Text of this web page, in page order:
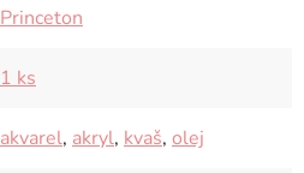
Princeton
1 ks
akvarel, akryl, kvaš, olej